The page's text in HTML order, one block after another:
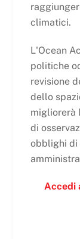
climatici.
L'Ocean
politiche
revisione
dello
migliorerà
di
obblighi di
Accedi